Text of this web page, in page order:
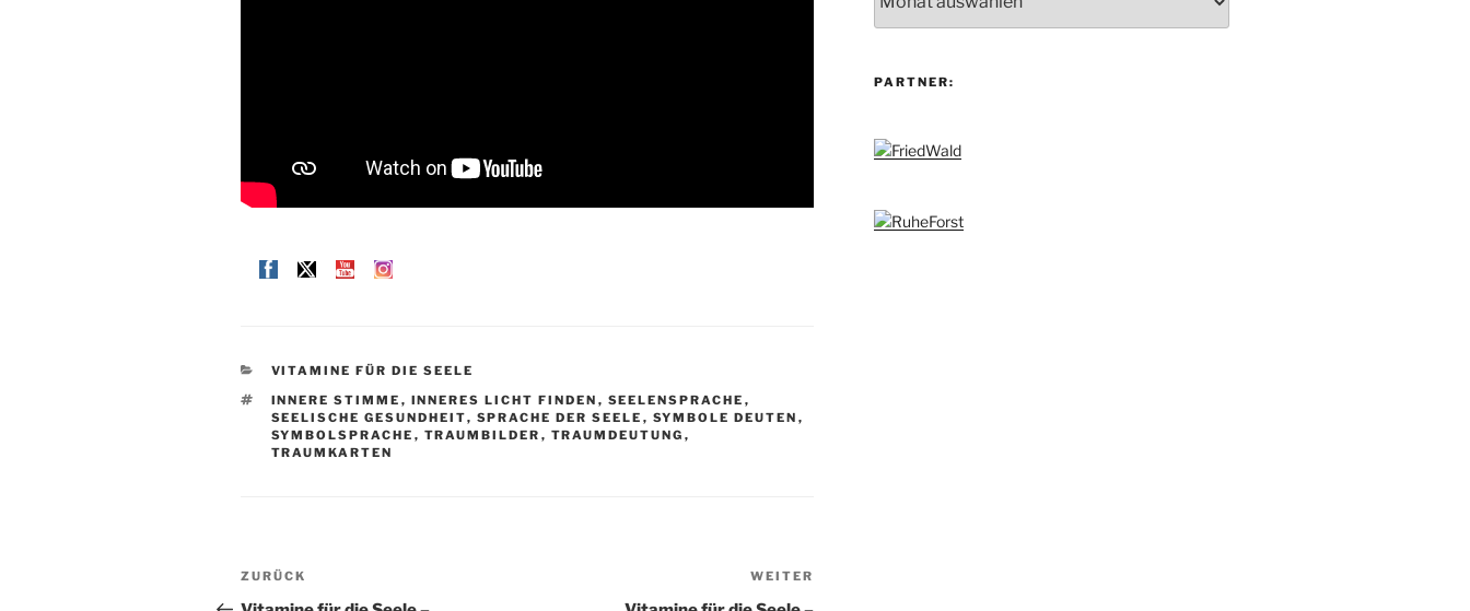
KATEGORIEN
VITAMINE FÜR DIE SEELE
SCHLAGWÖRTER
INNERE STIMME , INNERES LICHT FINDEN , SEELENSPRACHE ,
SEELISCHE GESUNDHEIT, SPRACHE DER SEELE , SYMBOLE DEUTEN ,
SYMBOLSPRACHE , TRAUMBILDER , TRAUMDEUTUNG ,
TRAUMKARTEN
Beitragsnavigation
Vorheriger
Beitrag
ZURÜCK
Beitrag
WEITER
PARTNER: